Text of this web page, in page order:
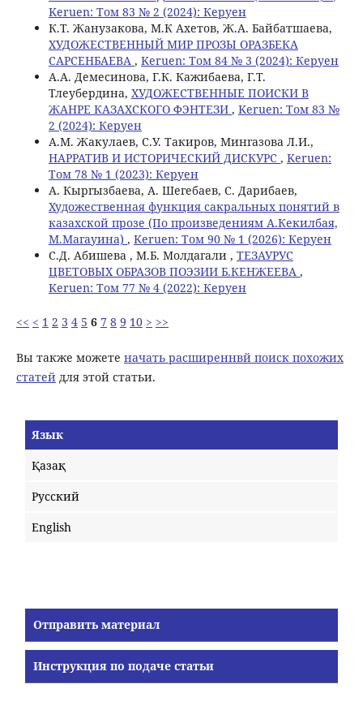
Keruen: Том 83 № 2 (2024): Керуен
К.Т. Жанузакова, М.К Ахетов, Ж.А. Байбатшаева,
ХУДОЖЕСТВЕННЫЙ МИР ПРОЗЫ ОРАЗБЕКА
САРСЕНБАЕВА , Keruen: Том 84 № 3 (2024): Керуен
А.А. Демесинова, Г.К. Кажибаева, Г.Т.
Тлеубердина, ХУДОЖЕСТВЕННЫЕ ПОИСКИ В
ЖАНРЕ КАЗАХСКОГО ФЭНТЕЗИ , Keruen: Том 83 №
2 (2024): Керуен
A.M. Жакулаев, С.У. Такиров, Мингазова Л.И.,
НАРРАТИВ И ИСТОРИЧЕСКИЙ ДИСКУРС , Keruen:
Том 78 № 1 (2023): Керуен
А. Кыргызбаева, А. Шегебаев, С. Дарибаев,
Художественная функция сакральных понятий в
казахской прозе (По произведениям А.Кекилбая,
М.Магауина) , Keruen: Том 90 № 1 (2026): Керуен
С.Д. Абишева , М.Б. Молдагали , ТЕЗАУРУС
ЦВЕТОВЫХ ОБРАЗОВ ПОЭЗИИ Б.КЕНЖЕЕВА ,
Keruen: Том 77 № 4 (2022): Керуен
<< < 1 2 3 4 5 6 7 8 9 10 > >>
Вы также можете начать расширеннвй поиск похожих
статейдля этой статьи.
Язык
Қазақ
Русский
English
Отправить материал
Инструкция по подаче статьи